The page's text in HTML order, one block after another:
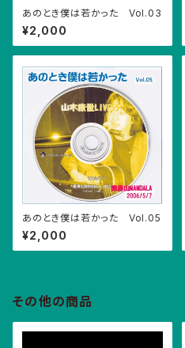
あのとき僕は若かった Vol.03
¥2,000
あのとき僕は若かった Vol.05
¥2,000
その他の商品